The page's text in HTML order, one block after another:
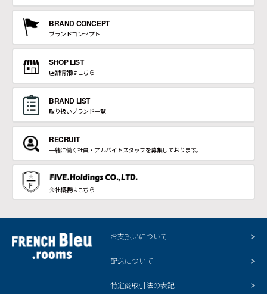
BRAND CONCEPT
ブランドコンセプト
SHOP LIST
店舗情報はこちら
BRAND LIST
取り扱いブランド一覧
RECRUIT
一緒に働く社員・アルバイトスタッフを募集しております。
会社概要はこちら
お支払いについて
配送について
特定商取引法の表記